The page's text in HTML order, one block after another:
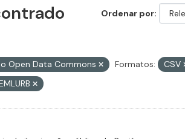
Ordenar por
Open Data Commons
Formatos: CSV